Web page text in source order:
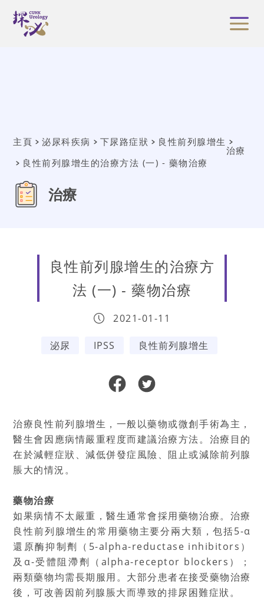
主頁 泌尿科疾病 下尿路症狀 良性前列腺增生
治療
良性前列腺增生的治療方法 (一) - 藥物治療
治療
良性前列腺增生的治療方
法 (一) - 藥物治療
2021-01-11
泌尿 IPSS 良性前列腺增生
治療良性前列腺增生，一般以藥物或微創手術為主，
醫生會因應病情嚴重程度而建議治療方法。治療目的
在於減輕症狀、減低併發症風險、阻止或減除前列腺
脹大的情況。
藥物治療
如果病情不太嚴重，醫生通常會採用藥物治療。治療
良性前列腺增生的常用藥物主要分兩大類，包括5-α
還原酶抑制劑（5-alpha-reductase inhibitors）
及α-受體阻滯劑（alpha-receptor blockers）；
兩類藥物均需長期服用。大部分患者在接受藥物治療
後，可改善因前列腺脹大而導致的排尿困難症狀。